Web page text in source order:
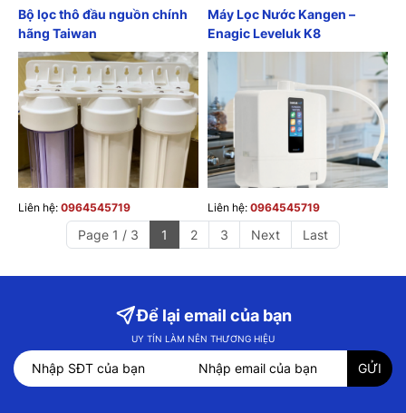
Bộ lọc thô đầu nguồn chính
hãng Taiwan
Liên hệ: 0964545719
Máy Lọc Nước Kangen –
Enagic Leveluk K8
Liên hệ: 0964545719
Page 1 / 3 1 2 3 Next Last
Để lại email của bạn
UY TÍN LÀM NÊN THƯƠNG HIỆU